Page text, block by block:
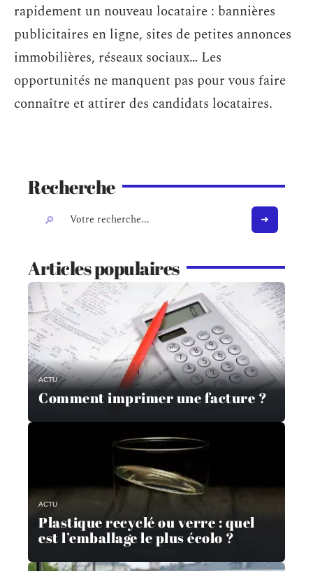
rapidement un nouveau locataire : bannières
publicitaires en ligne, sites de petites annonces
immobilières, réseaux sociaux… Les
opportunités ne manquent pas pour vous faire
connaître et attirer des candidats locataires.
Recherche
Articles populaires
ACTU
Comment imprimer une facture ?
ACTU
Plastique recyclé ou verre : quel
est l’emballage le plus écolo ?